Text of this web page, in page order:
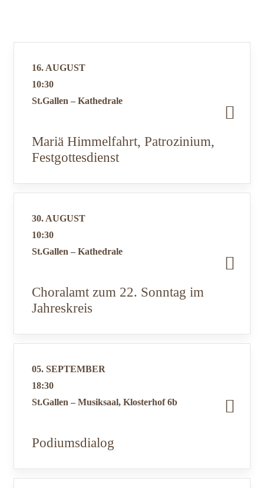
16. AUGUST
10:30
St.Gallen – Kathedrale
Mariä Himmelfahrt, Patrozinium,
Festgottesdienst
30. AUGUST
10:30
St.Gallen – Kathedrale
Choralamt zum 22. Sonntag im
Jahreskreis
05. SEPTEMBER
18:30
St.Gallen – Musiksaal, Klosterhof 6b
Podiumsdialog